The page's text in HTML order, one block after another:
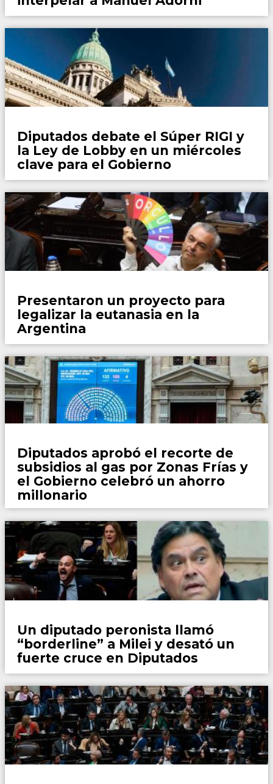
Diputados debate el Súper RIGI y
la Ley de Lobby en un miércoles
clave para el Gobierno
Presentaron un proyecto para
legalizar la eutanasia en la
Argentina
Diputados aprobó el recorte de
subsidios al gas por Zonas Frías y
el Gobierno celebró un ahorro
millonario
Un diputado peronista llamó
“borderline” a Milei y desató un
fuerte cruce en Diputados